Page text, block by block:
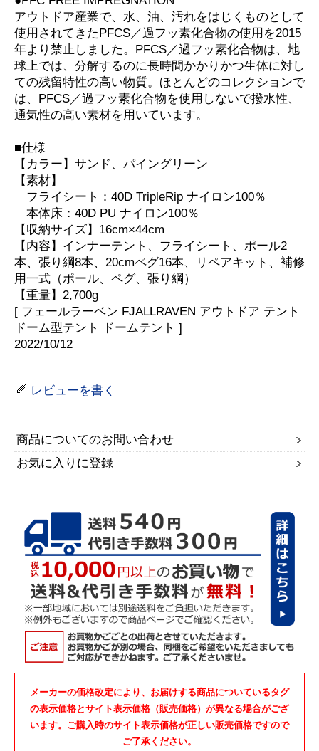
アウトドア産業で、水、油、汚れをはじくものとして
使用されてきたPFCS／過フッ素化合物の使用を2015
年より禁止しました。PFCS／過フッ素化合物は、地
球上では、分解するのに長時間かかりかつ生体に対し
ての残留特性の高い物質。ほとんどのコレクションで
は、PFCS／過フッ素化合物を使用しないで撥水性、
通気性の高い素材を用いています。
■仕様
【カラー】サンド、パイングリーン
【素材】
フライシート：40D TripleRip ナイロン100％
本体床：40D PU ナイロン100％
【収納サイズ】16cm×44cm
【内容】インナーテント、フライシート、ポール2
本、張り綱8本、20cmペグ16本、リペアキット、補修
用一式（ポール、ペグ、張り綱）
【重量】2,700g
[ フェールラーベン FJALLRAVEN アウトドア テント
ドーム型テント ドームテント ]
2022/10/12
レビューを書く
商品についてのお問い合わせ
お気に入りに登録
メーカーの価格改定により、お届けする商品についているタグ
の表示価格とサイト表示価格（販売価格）が異なる場合がござ
います。ご購入時のサイト表示価格が正しい販売価格ですので
ご了承ください。